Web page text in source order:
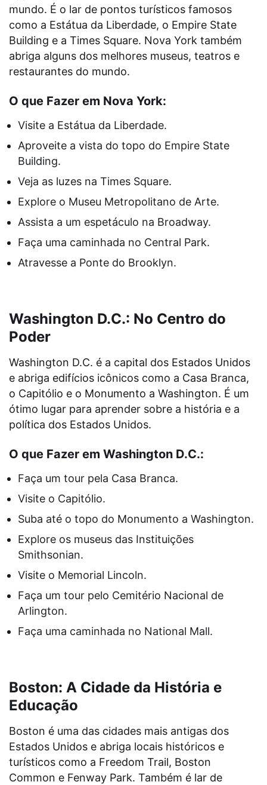
mundo. É o lar de pontos turísticos famosos
como a Estátua da Liberdade, o Empire State
Building e a Times Square. Nova York também
abriga alguns dos melhores museus, teatros e
restaurantes do mundo.
O que Fazer em Nova York:
Visite a Estátua da Liberdade.
Aproveite a vista do topo do Empire State
Building.
Veja as luzes na Times Square.
Explore o Museu Metropolitano de Arte.
Assista a um espetáculo na Broadway.
Faça uma caminhada no Central Park.
Atravesse a Ponte do Brooklyn.
Washington D.C.: No Centro do
Poder
Washington D.C. é a capital dos Estados Unidos
e abriga edifícios icônicos como a Casa Branca,
o Capitólio e o Monumento a Washington. É um
ótimo lugar para aprender sobre a história e a
política dos Estados Unidos.
O que Fazer em Washington D.C.:
Faça um tour pela Casa Branca.
Visite o Capitólio.
Suba até o topo do Monumento a Washington.
Explore os museus das Instituições
Smithsonian.
Visite o Memorial Lincoln.
Faça um tour pelo Cemitério Nacional de
Arlington.
Faça uma caminhada no National Mall.
Boston: A Cidade da História e
Educação
Boston é uma das cidades mais antigas dos
Estados Unidos e abriga locais históricos e
turísticos como a Freedom Trail, Boston
Common e Fenway Park. Também é lar de